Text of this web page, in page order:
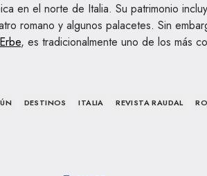
en el norte de Italia. Su patrimonio
romano y algunos palacetes. Sin
, es tradicionalmente uno de los más
DESTINOS ITALIA REVISTA RAUDAL